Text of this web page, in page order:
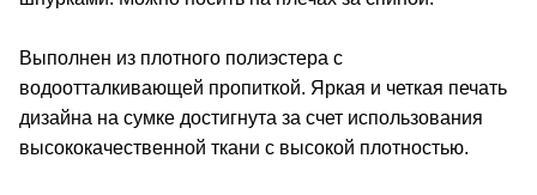
Выполнен из плотного полиэстера с
водоотталкивающей пропиткой. Яркая и четкая печать
дизайна на сумке достигнута за счет использования
высококачественной ткани с высокой плотностью.